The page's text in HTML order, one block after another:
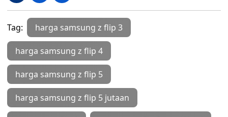
Tag: harga samsung z flip 3
harga samsung z flip 4
harga samsung z flip 5
harga samsung z flip 5 jutaan